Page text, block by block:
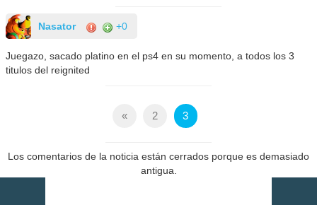
Nasator +0
Juegazo, sacado platino en el ps4 en su momento, a todos los 3
titulos del reignited
« 2 3
Los comentarios de la noticia están cerrados porque es demasiado
antigua.